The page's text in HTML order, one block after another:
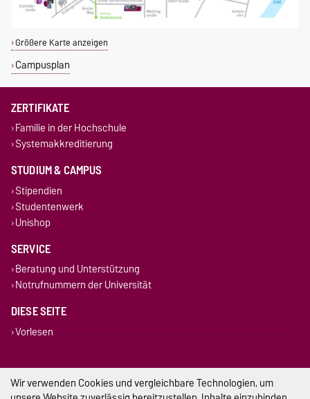
Größere Karte anzeigen
Campusplan
ZERTIFIKATE
Familie in der Hochschule
Systemakkreditierung
STUDIUM & CAMPUS
Stipendien
Studentenwerk
Unishop
SERVICE
Beratung und Unterstützung
Notrufnummern der Universität
DIESE SEITE
Vorlesen
Wir verwenden Cookies und vergleichbare Technologien, um